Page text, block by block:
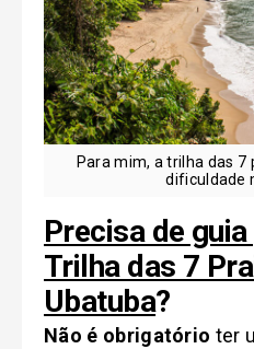
Para mim, a trilha das
dificuldade
Precisa de
Trilha das 7
Ubatuba?
Não é obrigatório ter